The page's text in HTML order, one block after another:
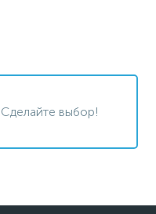
Сделайте выбор!